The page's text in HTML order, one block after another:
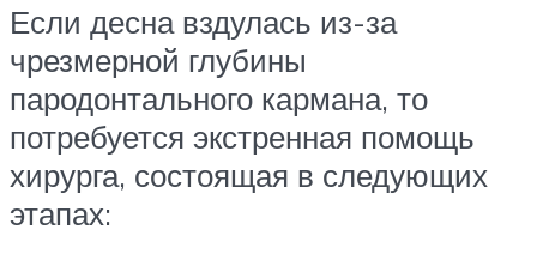
Если десна вздулась из-за
чрезмерной глубины
пародонтального кармана, то
потребуется экстренная помощь
хирурга, состоящая в следующих
этапах: